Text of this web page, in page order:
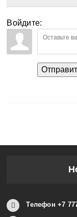
Войдите:
Телефон +7